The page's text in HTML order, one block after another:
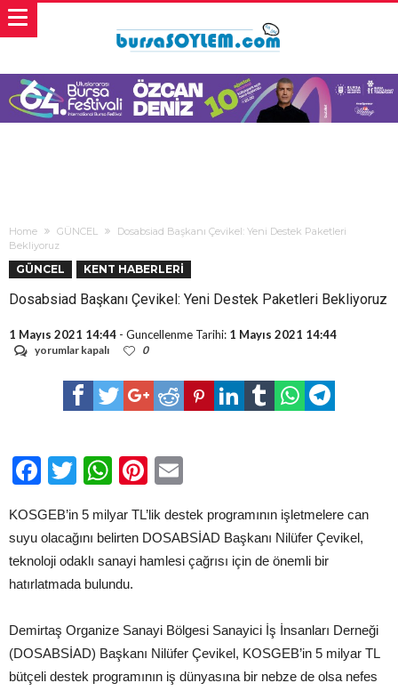
Home GÜNCEL
Dosabsiad Başkanı Çevikel: Yeni Destek Paketleri
Bekliyoruz
GÜNCEL KENT HABERLERİ
Dosabsiad Başkanı Çevikel: Yeni Destek Paketleri Bekliyoruz
1 Mayıs 2021 14:44 - Guncellenme Tarihi: 1 Mayıs 2021 14:44
Dosabsiad
Çevikel:
yorumlar kapalı 0
Facebook
TwitterWhatsApp
Pinterest
KOSGEB’in 5 milyar TL’lik destek programının işletmelere can
suyu olacağını belirten DOSABSİAD Başkanı Nilüfer Çevikel,
teknoloji odaklı sanayi hamlesi çağrısı için de önemli bir
hatırlatmada bulundu.
Demirtaş Organize Sanayi Bölgesi Sanayici İş İnsanları Derneği
(DOSABSİAD) Başkanı Nilüfer Çevikel, KOSGEB’in 5 milyar TL
bütçeli destek programının iş dünyasına bir nebze de olsa nefes